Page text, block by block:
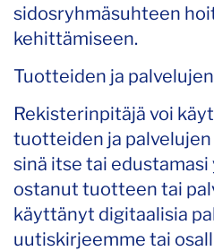
sidosryhmäsuhteen
kehittämiseen.
Tuotteiden ja
Rekisterinpitäjä voi
tuotteiden ja
sinä itse tai
ostanut tuotteen tai
käyttänyt digitaalisia
uutiskirjeemme tai